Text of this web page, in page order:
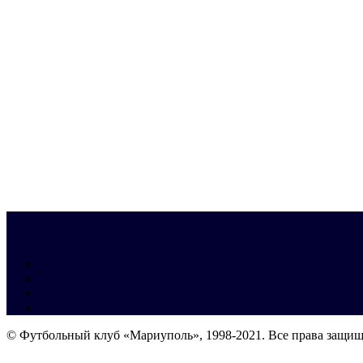
© Футбольный клуб «Мариуполь», 1998-2021. Все права